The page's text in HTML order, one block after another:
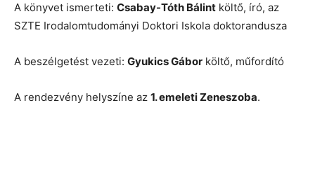
A könyvet ismerteti: Csabay-Tóth Bálint költő, író, az
SZTE Irodalomtudományi Doktori Iskola doktorandusza
A beszélgetést vezeti: Gyukics Gábor költő, műfordító
A rendezvény helyszíne az 1. emeleti Zeneszoba.